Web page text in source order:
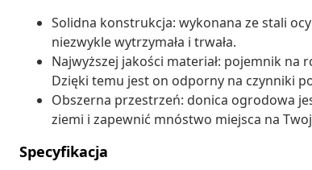
Solidna konstrukcja: wykonana ze stali
niezwykle wytrzymała i trwała.
Najwyższej jakości materiał: pojemnik
Dzięki temu jest on odporny na czynniki
Obszerna przestrzeń: donica ogrodowa
ziemi i zapewnić mnóstwo miejsca na
Specyfikacja